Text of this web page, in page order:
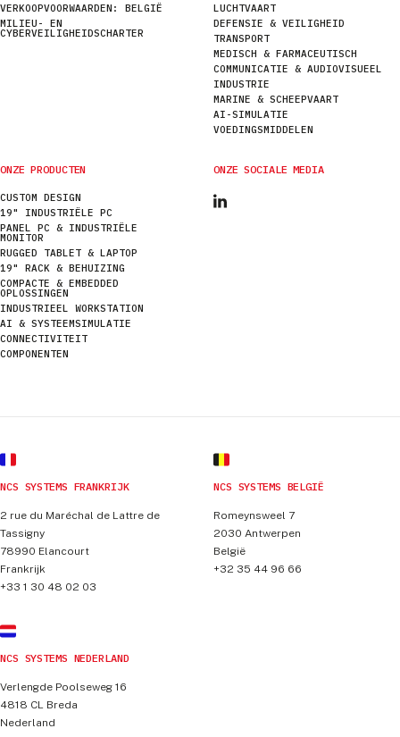
VERKOOPVOORWAARDEN: BELGIË
MILIEU- EN
CYBERVEILIGHEIDSCHARTER
LUCHTVAART
DEFENSIE & VEILIGHEID
TRANSPORT
MEDISCH & FARMACEUTISCH
COMMUNICATIE & AUDIOVISUEEL
INDUSTRIE
MARINE & SCHEEPVAART
AI-SIMULATIE
VOEDINGSMIDDELEN
ONZE PRODUCTEN
CUSTOM DESIGN
19" INDUSTRIËLE PC
PANEL PC & INDUSTRIËLE
MONITOR
RUGGED TABLET & LAPTOP
19" RACK & BEHUIZING
COMPACTE & EMBEDDED
OPLOSSINGEN
INDUSTRIEEL WORKSTATION
AI & SYSTEEMSIMULATIE
CONNECTIVITEIT
COMPONENTEN
ONZE SOCIALE MEDIA
NCS SYSTEMS FRANKRIJK
2 rue du Maréchal de Lattre de
Tassigny
78990 Elancourt
Frankrijk
+33 1 30 48 02 03
NCS SYSTEMS BELGIË
Romeynsweel 7
2030 Antwerpen
België
+32 35 44 96 66
NCS SYSTEMS NEDERLAND
Verlengde Poolseweg 16
4818 CL
Breda
Nederland